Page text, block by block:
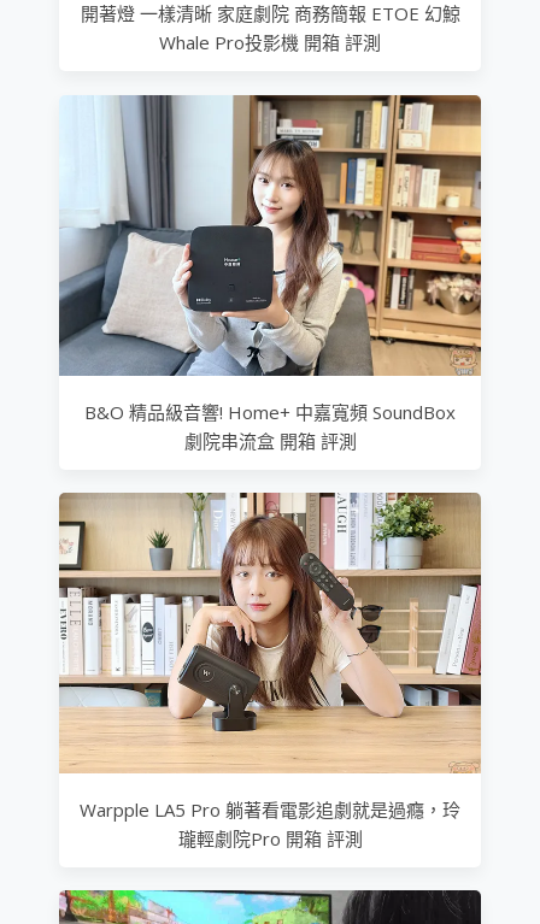
開著燈 一樣清晰 家庭劇院 商務簡報 ETOE 幻鯨
Whale Pro投影機 開箱 評測
B&O 精品級音響! Home+ 中嘉寬頻 SoundBox
劇院串流盒 開箱 評測
Warpple LA5 Pro 躺著看電影追劇就是過癮，玲
瓏輕劇院Pro 開箱 評測